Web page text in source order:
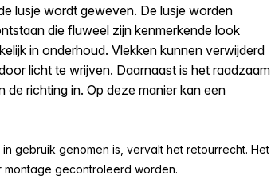
lusje wordt geweven. De lusje worden
die fluweel zijn kenmerkende look
in onderhoud. Vlekken kunnen verwijderd
licht te wrijven. Daarnaast is het raadzaam
richting in. Op deze manier kan een
gebruik genomen is, vervalt het retourrecht. Het
gecontroleerd worden.